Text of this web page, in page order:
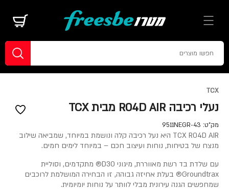
TCX
נעלי רכיבה R04D AIR מבית TCX
מק"ט: 9511NEGR-43
TCX R04D AIR היא נעל רכיבה קלה ונושמת במיוחד, שמביאה שילוב
מנצח של בטיחות, נוחות ועיצוב חכם – במיוחד לימים חמים.
עם שלדת בד רשת מאווררת, מיגוני D3O® מתקדמים, וסוליית
Groundtrax® בעלת אחיזה גבוהה, זו הבחירה המושלמת לרוכבים
שמחפשים הגנה עירונית מבלי לוותר על נוחות יומיומית.